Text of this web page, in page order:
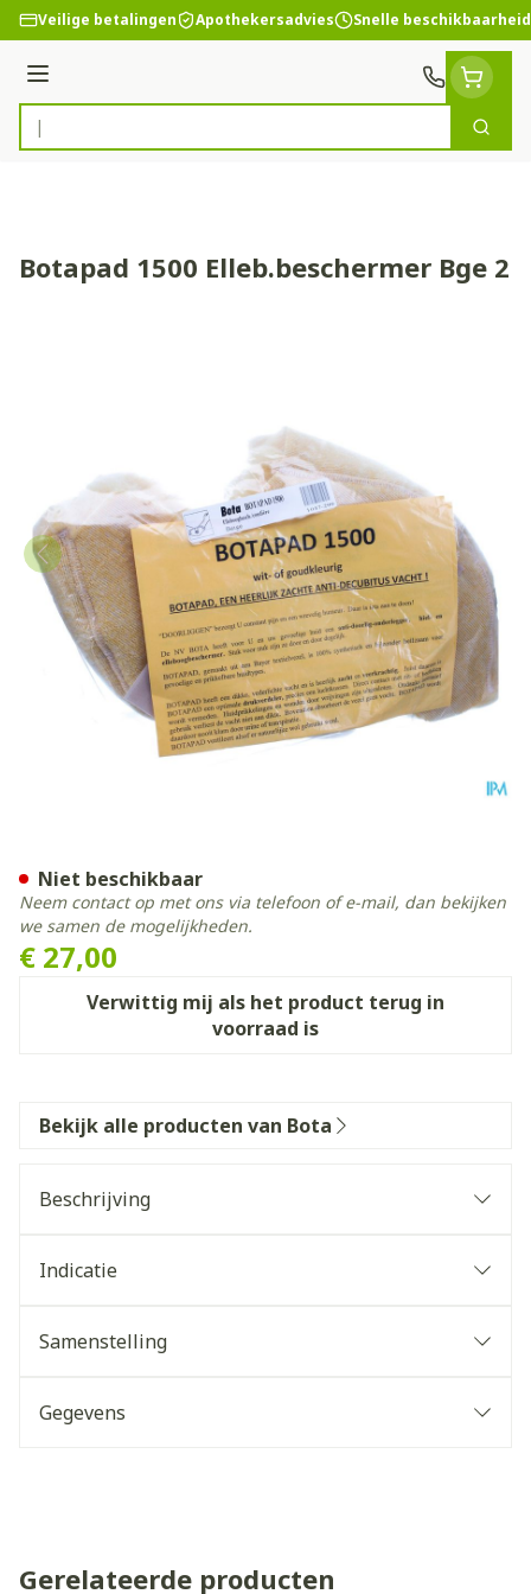
Ga naar de inhoud
Veilige betalingen Apothekersadvies Snelle beschikbaarheid
Menu
Product, merk, categorie...
Zoek
Botapad 1500 Elleb.beschermer Bge 2
€ 27,00
Verwittig mij als het product terug in
voorraad is
Niet beschikbaar
Neem contact op met ons via telefoon of e-mail, dan bekijken
we samen de mogelijkheden.
Bekijk alle producten van Bota
Beschrijving
Indicatie
Samenstelling
Gegevens
Gerelateerde producten